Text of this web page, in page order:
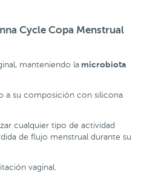
Cycle Copa Menstrual
manteniendo la microbiota
a su composición con silicona
cualquier tipo de actividad
de flujo menstrual durante su
vaginal.